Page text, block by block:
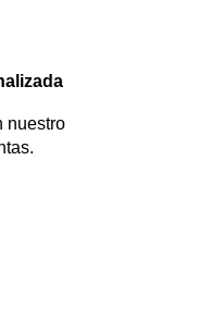
nuestro